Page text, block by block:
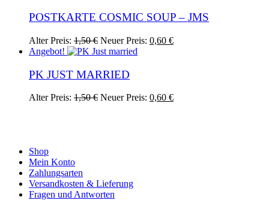
269,00 €
219,00 €.
mehrere
Varianten
POSTKARTE COSMIC SOUP – JMS
Alter Preis: 1,50€ Ursprünglicher
Preis
1,50 €
Neuer Preis: 0,60 €Aktueller
Angebot!
PK JUST MARRIED
Alter Preis: 1,50€ Ursprünglicher
Neuer Preis: 0,60 €Aktueller
Shop
Mein Konto
Zahlungsarten
Versandkosten & Lieferung
Fragen und Antworten